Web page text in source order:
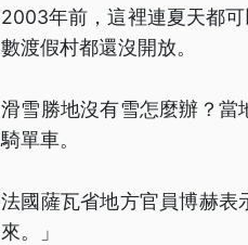
2003年前，這裡連夏天都
數渡假村都還沒開放。
滑雪勝地沒有雪怎麼辦？當
騎單車。
法國薩瓦省地方官員博赫表
來。」